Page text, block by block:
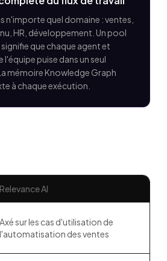
n'importe quel domaine : ventes,
HR, développement. Un pool
que chaque agent et
l'équipe puise dans un seul
mémoire Knowledge Graph
à chaque exécution.
Relevance AI
Axé sur les cas d'utilisation de
l'automatisation des ventes